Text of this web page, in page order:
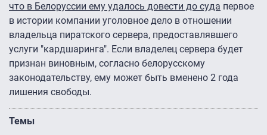
что в Белоруссии ему удалось довести до суда первое
в истории компании уголовное дело в отношении
владельца пиратского сервера, предоставлявшего
услуги "кардшаринга". Если владелец сервера будет
признан виновным, согласно белорусскому
законодательству, ему может быть вменено 2 года
лишения свободы.
Темы